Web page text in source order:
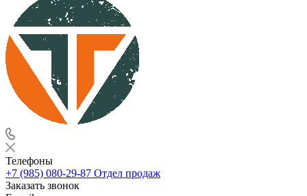
Телефоны
+7 (985) 080-29-87 Отдел продаж
Заказать звонок